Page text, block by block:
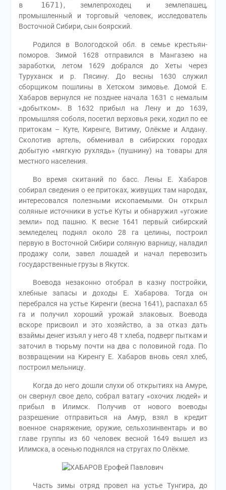
в 1671) , землепроходец и землепашец,
промышленный и торговый человек, исследователь
Восточной Сибири, сын боярский.
Родился в Вологодской обл. в семье крестьян-
поморов. Зимой 1628 отправился в Мангазею на
заработки, летом 1629 добрался до Хеты через
Туруханск и р. Пясину. До весны 1630 служил
сборщиком пошлины в Хетском зимовье. Домой Е.
Хабаров вернулся не позднее начала 1631 с немалым
«добытком». В 1632 прибыл на Лену и до 1639,
промышляя соболя, посетил верховья реки, ходил по ее
притокам – Куте, Киренге, Витиму, Олёкме и Алдану.
Сколотив артель, обменивал в сибирских городах
добытую «мягкую рухлядь» (пушнину) на товары для
местного населения.
Во время скитаний по басс. Лены Е. Хабаров
собирал сведения о ее притоках, живущих там народах,
интересовался полезными ископаемыми. Он открыл
соляные источники в устье Куты и обнаружил «угожие
земли» под пашню. К весне 1641 первый сибирский
земледелец поднял около 28 га целины, построил
первую в Восточной Сибири соляную варницу, наладил
продажу соли, завел лошадей и начал перевозить
государственные грузы в Якутск.
Воевода незаконно отобрал в казну постройки,
хлебные запасы и доходы Е. Хабарова. Тогда он
перебрался на устье Киренги (весна 1641), распахал 65
га и получил хороший урожай злаковых. Воевода
вскоре присвоил и это хозяйство, а за отказ дать
взаймы денег изъял у него 48 т хлеба, подверг пыткам и
заточил в тюрьму почти на два с половиной года. По
возвращении на Киренгу Е. Хабаров вновь сеял хлеб,
построил мельницу.
Когда до него дошли слухи об открытиях на Амуре,
он свернул свое дело, собрал ватагу «охочих людей» и
прибыл в Илимск. Получив от нового воеводы
разрешение отправиться на Амур, взял в кредит
военное снаряжение, оружие, сельхозинвентарь и во
главе группы из 60 человек весной 1649 вышел из
Илимска, а осенью поднялся на стругах по Олёкме.
Часть зимы отряд провел на устье Тунгира, до